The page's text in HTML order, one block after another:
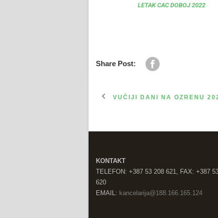
LETAK CAC DOBOJ 2022
Share Post:
VUČIJI DANI NA OZRENU
KONTAKT
TELEFON: +387 53 208 621, FAX: +387
620
EMAIL: kancelarija@188.166.165.124